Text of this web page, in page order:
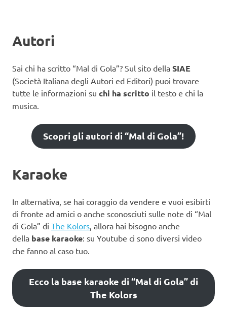
Autori
Sai chi ha scritto “Mal di Gola”? Sul sito della SIAE
(Società Italiana degli Autori ed Editori) puoi trovare
tutte le informazioni su chi ha scritto il testo e chi la
musica.
Scopri gli autori di “Mal di Gola”!
Karaoke
In alternativa, se hai coraggio da vendere e vuoi esibirti
di fronte ad amici o anche sconosciuti sulle note di “Mal
di Gola” di The Kolors, allora hai bisogno anche
della base karaoke: su Youtube ci sono diversi video
che fanno al caso tuo.
Ecco la base karaoke di “Mal di Gola” di
The Kolors